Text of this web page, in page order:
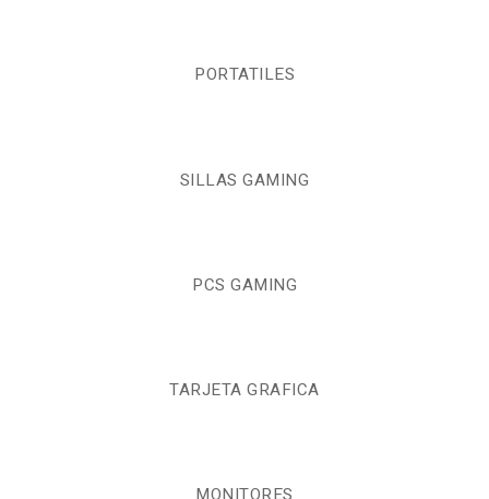
PORTATILES
SILLAS GAMING
PCS GAMING
TARJETA GRAFICA